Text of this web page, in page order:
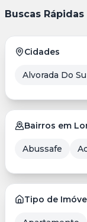
Buscas Rápidas
Cidades
Alvorada Do
Bairros em
Abussafe
Tipo de